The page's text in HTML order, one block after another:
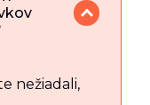
nežiadali,